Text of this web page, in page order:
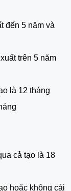
đến 5 năm và
trên 5 năm
là 12 tháng
cả tạo là 18
hoặc không cải